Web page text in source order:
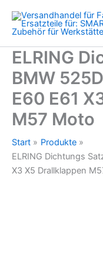
Inhalt
springen
ELRING
BMW
E60 E61
M57 Moto
Start
Produkte
ELRING Dichtungs
X3 X5 Drallklappen
X5